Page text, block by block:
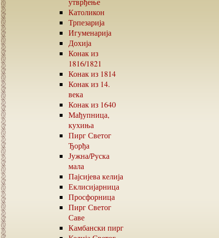
Католикон
Трпезарија
Игуменарија
Дохија
Конак из
1816/1821
Конак из 1814
Конак из 14.
века
Конак из 1640
Мађупница,
кухиња
Пирг Светог
Ђорђа
Јужна/Руска
мала
Пајсијева келија
Еклисијарница
Просфорница
Пирг Светог
Саве
Камбански пирг